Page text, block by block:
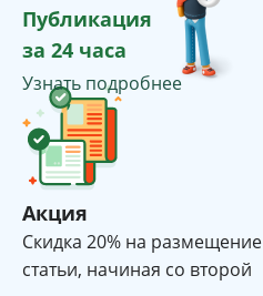
Публикация
за 24 часа
Узнать подробнее
Акция
Cкидка 20% на размещение
статьи, начиная со второй